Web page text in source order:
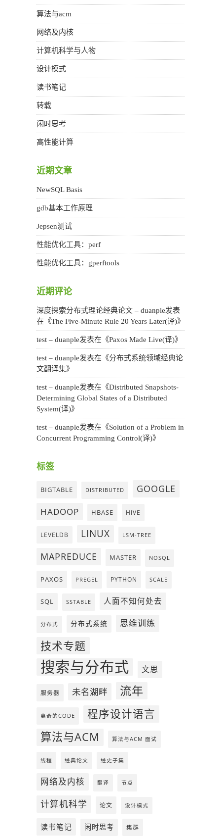
算法与acm
网络及内核
计算机科学与人物
设计模式
读书笔记
转载
闲时思考
高性能计算
近期文章
NewSQL Basis
gdb基本工作原理
Jepsen测试
性能优化工具：perf
性能优化工具：gperftools
近期评论
深度探索分布式理论经典论文 – duanple发表
在《The Five-Minute Rule 20 Years Later(译)》
test – duanple发表在《Paxos Made Live(译)》
test – duanple发表在《分布式系统领域经典论
文翻译集》
test – duanple发表在《Distributed Snapshots-
Determining Global States of a Distributed
System(译)》
test – duanple发表在《Solution of a Problem in
Concurrent Programming Control(译)》
标签
BIGTABLE DISTRIBUTED GOOGLE
HADOOP HBASE HIVE
LEVELDB LINUX LSM-TREE
MAPREDUCE MASTER NOSQL
PAXOS PREGEL PYTHON SCALE
SQL SSTABLE 人面不知何处去
分布式 分布式系统 思维训练
技术专题
搜索与分布式 文思
服务器 未名湖畔 流年
离奇的CODE 程序设计语言
算法与ACM 算法与ACM 面试
线程 经典论文 经史子集
网络及内核 翻译 节点
计算机科学 论文 设计模式
读书笔记 闲时思考 集群